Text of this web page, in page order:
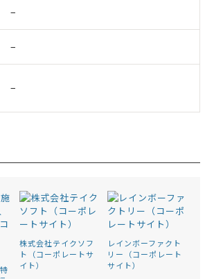
−
−
−
株式会社テイクソフ
ト（コーポレートサ
イト）
レインボーファクト
リー（コーポレート
サイト）